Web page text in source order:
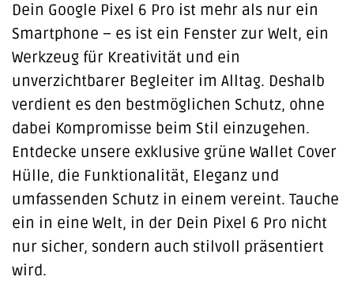
Dein Google Pixel 6 Pro ist mehr als nur ein
Smartphone – es ist ein Fenster zur Welt, ein
Werkzeug für Kreativität und ein
unverzichtbarer Begleiter im Alltag. Deshalb
verdient es den bestmöglichen Schutz, ohne
dabei Kompromisse beim Stil einzugehen.
Entdecke unsere exklusive grüne Wallet Cover
Hülle, die Funktionalität, Eleganz und
umfassenden Schutz in einem vereint. Tauche
ein in eine Welt, in der Dein Pixel 6 Pro nicht
nur sicher, sondern auch stilvoll präsentiert
wird.